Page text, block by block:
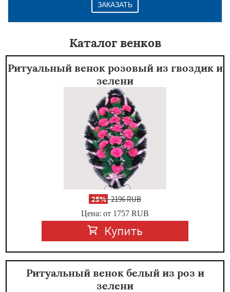
ЗАКАЗАТЬ
Каталог венков
Ритуальный венок розовый из гвоздик и
зелени
-25%2196 RUB
Цена: от 1757 RUB
Купить
Ритуальный венок белый из роз и
зелени